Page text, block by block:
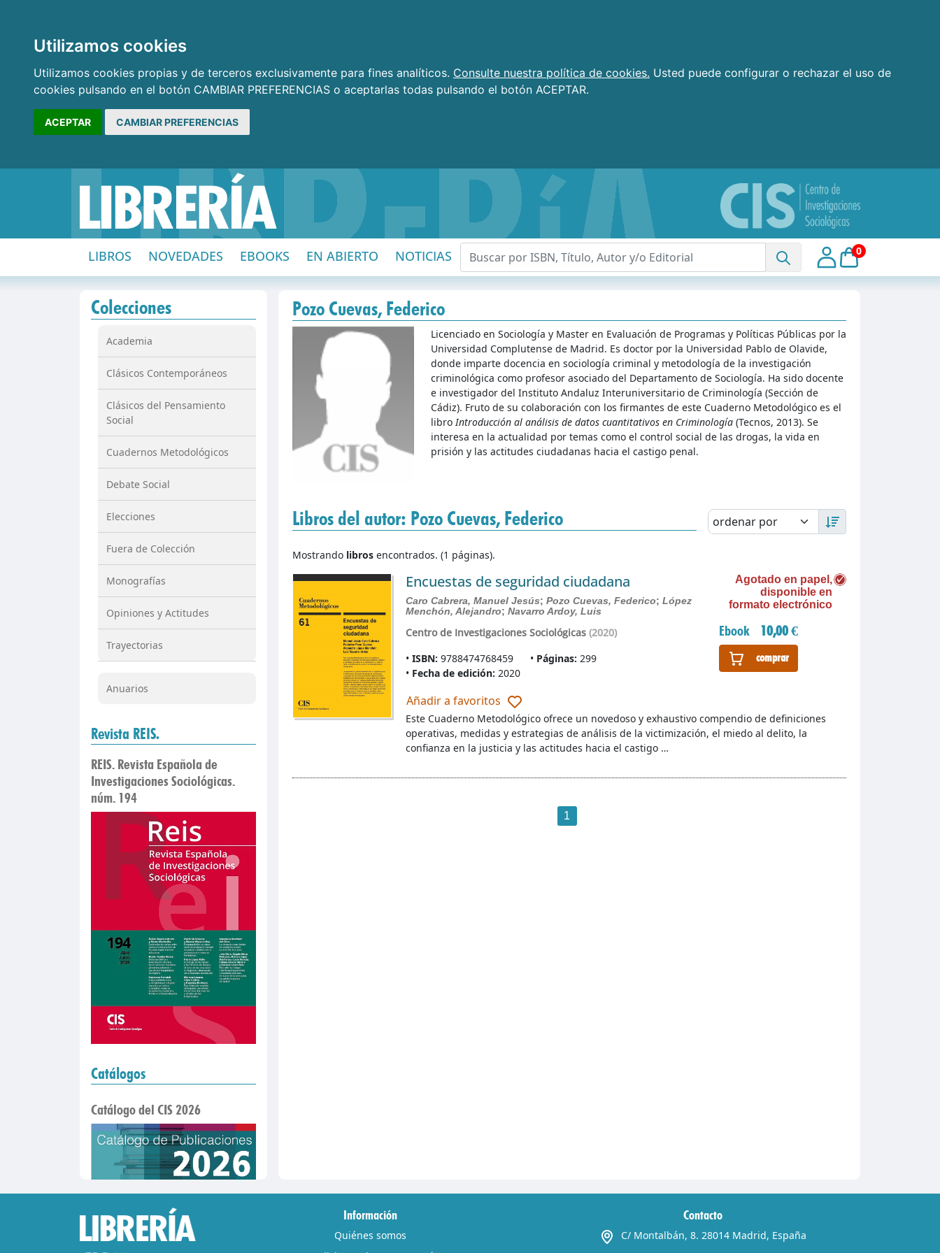
Utilizamos cookies
Utilizamos cookies propias y de terceros exclusivamente para fines analíticos. Consulte nuestra política de cookies. Usted puede configurar o rechazar el uso de
cookies pulsando en el botón CAMBIAR PREFERENCIAS o aceptarlas todas pulsando el botón ACEPTAR.
ACEPTAR CAMBIAR PREFERENCIAS
LIBROS NOVEDADES EBOOKS EN ABIERTO NOTICIAS 0
Colecciones
Academia
Clásicos Contemporáneos
Clásicos del Pensamiento
Social
Cuadernos Metodológicos
Debate Social
Elecciones
Fuera de Colección
Monografías
Opiniones y Actitudes
Trayectorias
Anuarios
Revista REIS.
REIS. Revista Española de
Investigaciones Sociológicas.
núm. 194
Catálogos
Catálogo del CIS 2026
Pozo Cuevas, Federico
Licenciado en Sociología y Master en Evaluación de Programas y Políticas Públicas por la
Universidad Complutense de Madrid. Es doctor por la Universidad Pablo de Olavide,
donde imparte docencia en sociología criminal y metodología de la investigación
criminológica como profesor asociado del Departamento de Sociología. Ha sido docente
e investigador del Instituto Andaluz Interuniversitario de Criminología (Sección de
Cádiz). Fruto de su colaboración con los firmantes de este Cuaderno Metodológico es el
libroIntroducción al análisis de datos cuantitativos en Criminología(Tecnos, 2013). Se
interesa en la actualidad por temas como el control social de las drogas, la vida en
prisión y las actitudes ciudadanas hacia el castigo penal.
Libros del autor: Pozo Cuevas, Federico
Mostrando librosencontrados. (1 páginas).
Encuestas de seguridad ciudadana
Caro Cabrera, Manuel Jesús;Pozo Cuevas, Federico;López
Menchón, Alejandro;Navarro Ardoy, Luis
Centro de Investigaciones Sociológicas (2020)
ISBN: 9788474768459 Páginas: 299
Fecha de edición: 2020
Añadir a favoritos
Agotado en papel,
disponible en
formato electrónico
Ebook 10,00 €
comprar
Este Cuaderno Metodológico ofrece un novedoso y exhaustivo compendio de definiciones
operativas, medidas y estrategias de análisis de la victimización, el miedo al delito, la
confianza en la justicia y las actitudes hacia el castigo …
1
Información
Quiénes somos
Contacto
C/ Montalbán, 8. 28014 Madrid, España